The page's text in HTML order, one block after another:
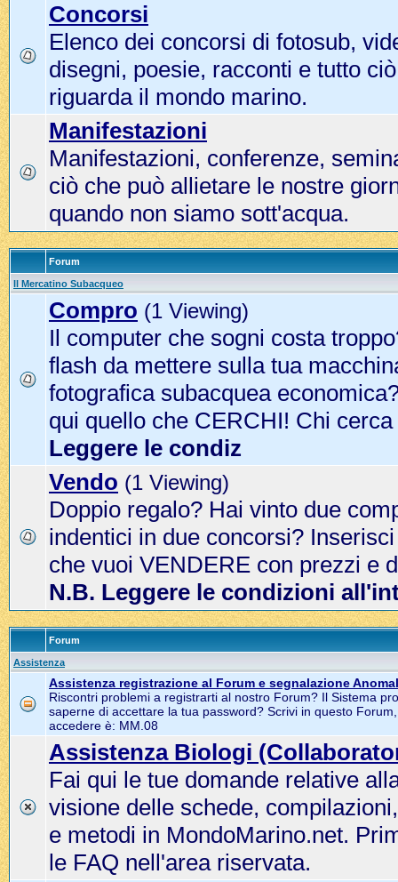
Concorsi
Elenco dei concorsi di fotosub,
disegni, poesie, racconti e tutto
riguarda il mondo marino.
Manifestazioni
Manifestazioni, conferenze,
ciò che può allietare le nostre
quando non siamo sott'acqua.
Forum
Il Mercatino Subacqueo
Compro (1 Viewing)
Il computer che sogni costa
flash da mettere sulla tua
fotografica subacquea
qui quello che CERCHI! Chi
Leggere le condiz
Vendo (1 Viewing)
Doppio regalo? Hai vinto due
indentici in due concorsi?
che vuoi VENDERE con prezzi e
N.B. Leggere le condizioni
Forum
Assistenza
Assistenza registrazione al Forum e segnalazione
Riscontri problemi a registrarti al nostro Forum? Il Sistema
saperne di accettare la tua password? Scrivi in questo
accedere è: MM.08
Assistenza Biologi
Fai qui le tue domande relative
visione delle schede,
e metodi in MondoMarino.net.
le FAQ nell'area riservata.